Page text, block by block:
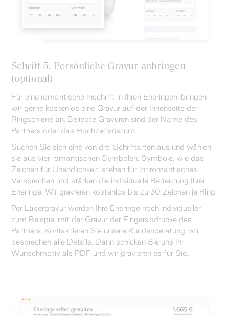
Schritt 5: Persönliche Gravur anbringen
(optional)
Für eine romantische Inschrift in Ihren Eheringen, bringen
wir gerne kostenlos eine Gravur auf der Innenseite der
Ringschiene an. Beliebte Gravuren sind der Name des
Partners oder das Hochzeitsdatum.
Suchen Sie sich eine von drei Schriftarten aus und wählen
sie aus vier romantischen Symbolen. Symbole, wie das
Zeichen für Unendlichkeit, stehen für Ihr romantisches
Versprechen und stärken die individuelle Bedeutung Ihrer
Eheringe. Wir gravieren kostenlos bis zu 30 Zeichen je Ring.
Per Lasergravur werden Ihre Eheringe noch individueller,
zum Beispiel mit der Gravur der Fingerabdrücke des
Partners. Kontaktieren Sie unsere Kundenberatung, wir
besprechen alle Details. Dann schicken Sie uns Ihr
Wunschmotiv als PDF und wir gravieren es für Sie.